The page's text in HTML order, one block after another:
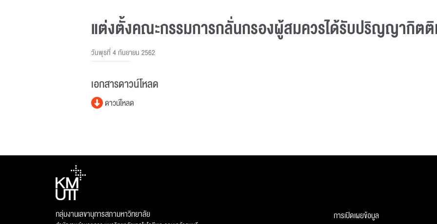
แต่งตั้งคณะกรรมการกลั่นกรองผู้สมควรได้รับปริญญากิต
วันพุธที่ 4 กันยายน 2562
เอกสารดาวน์โหลด
ดาวน์โหลด
กลุ่มงานเลขานุการสภามหาวิทยาลัย การเปิดเผยข้อมูล